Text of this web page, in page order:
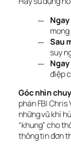
mong
Sau
suy
điệp
Góc nhìn
phán FBI Chris
những vũ khí
“khung” cho
thông tin đơn